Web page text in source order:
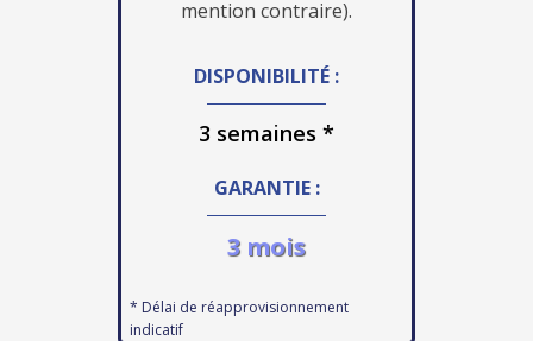
mention contraire).
DISPONIBILITÉ :
3 semaines *
GARANTIE :
3 mois
* Délai de réapprovisionnement
indicatif